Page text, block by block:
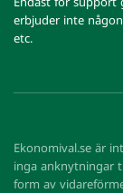
erbjuder inte
etc.
Ekonomival.se är
inga anknytningar
form av